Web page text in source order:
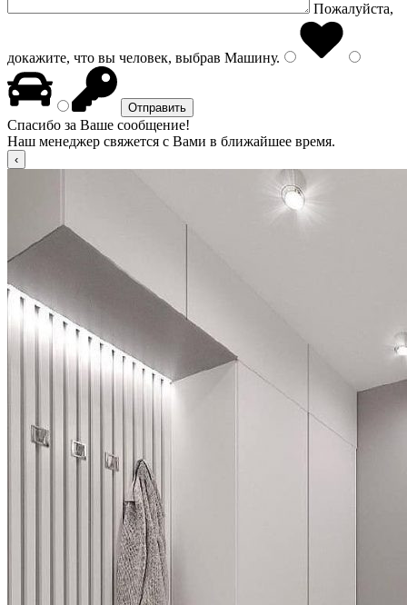
Пожалуйста,
докажите, что вы человек, выбрав Машину.
Спасибо за Ваше сообщение!
Наш менеджер свяжется с Вами в ближайшее время.